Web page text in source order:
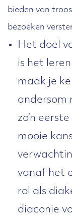
bieden van
bezoeken
Het doel
is het
maak je
andersom
zo’n
mooie
vanaf het
rol als
diaconie